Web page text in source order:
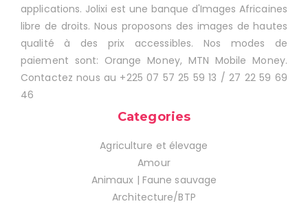
applications. Jolixi est une banque d'Images Africaines
libre de droits. Nous proposons des images de hautes
qualité à des prix accessibles. Nos modes de
paiement sont: Orange Money, MTN Mobile Money.
Contactez nous au +225 07 57 25 59 13 / 27 22 59 69
46
Categories
Agriculture et élevage
Amour
Animaux | Faune sauvage
Architecture/BTP